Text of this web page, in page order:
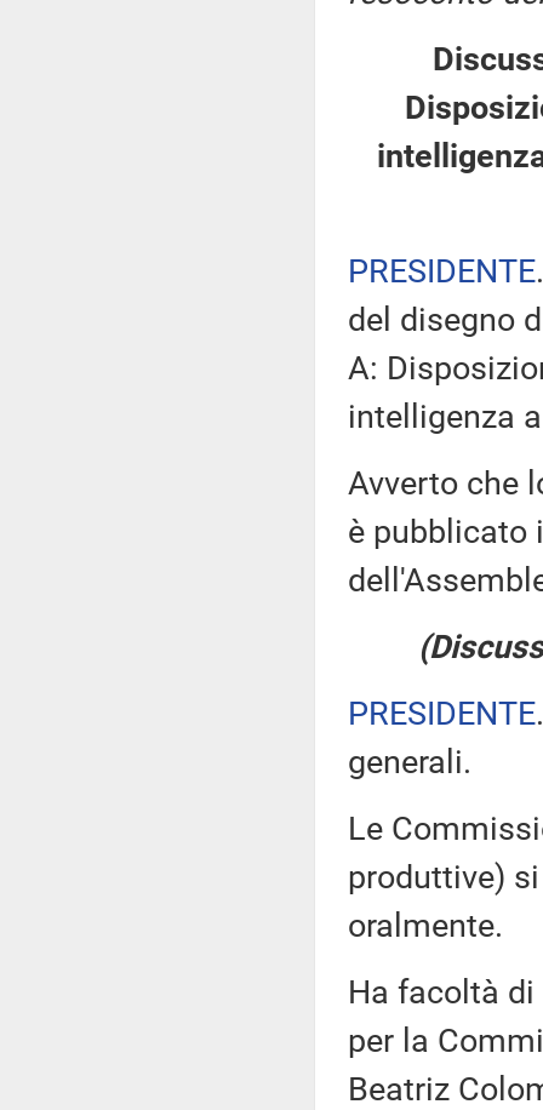
PRESIDENTE
del disegno
A:
intelligenza
Avverto che
è pubblicato
PRESIDENTE
generali.
Le
produttive)
oralmente.
Ha facoltà
per la
Beatriz